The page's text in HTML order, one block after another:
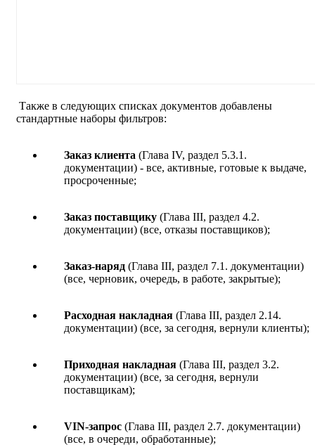
Также в следующих списках документов добавлены
стандартные наборы фильтров:
Заказ клиента (Глава IV, раздел 5.3.1.
документации) - все, активные, готовые к выдаче,
просроченные;
Заказ поставщику (Глава III, раздел 4.2.
документации) (все, отказы поставщиков);
Заказ-наряд (Глава III, раздел 7.1. документации)
(все, черновик, очередь, в работе, закрытые);
Расходная накладная (Глава III, раздел 2.14.
документации) (все, за сегодня, вернули клиенты);
Приходная накладная (Глава III, раздел 3.2.
документации) (все, за сегодня, вернули
поставщикам);
VIN-запрос (Глава III, раздел 2.7. документации)
(все, в очереди, обработанные);